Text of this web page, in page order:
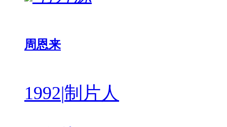
周恩来
1992|制片人